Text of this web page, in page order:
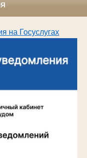
на Госуслугах